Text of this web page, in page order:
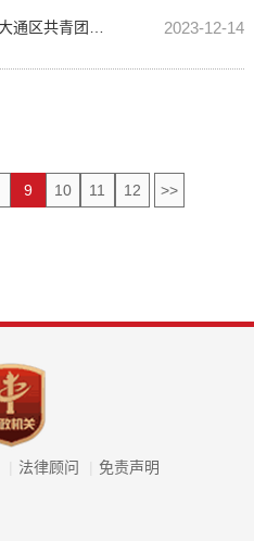
2023-12-14
9 10 11 12 >>
法律顾问
免责声明